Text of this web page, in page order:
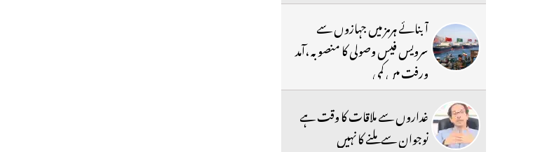
آبنائے ہرمز میں جہازوں سے
سرویس فیس وصولی کا منصوبہ ،آمد
ورفت میں کمی
غداروں سے ملاقات کا وقت ہے
نوجوان سے ملنے کا نہیں